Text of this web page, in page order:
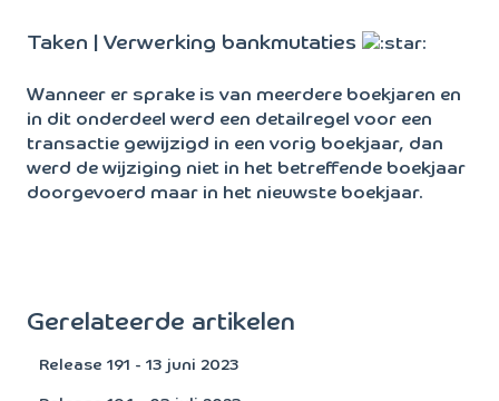
Taken | Verwerking bankmutaties
Wanneer er sprake is van meerdere boekjaren en
in dit onderdeel werd een detailregel voor een
transactie gewijzigd in een vorig boekjaar, dan
werd de wijziging niet in het betreffende boekjaar
doorgevoerd maar in het nieuwste boekjaar.
Gerelateerde artikelen
Release 191 - 13 juni 2023